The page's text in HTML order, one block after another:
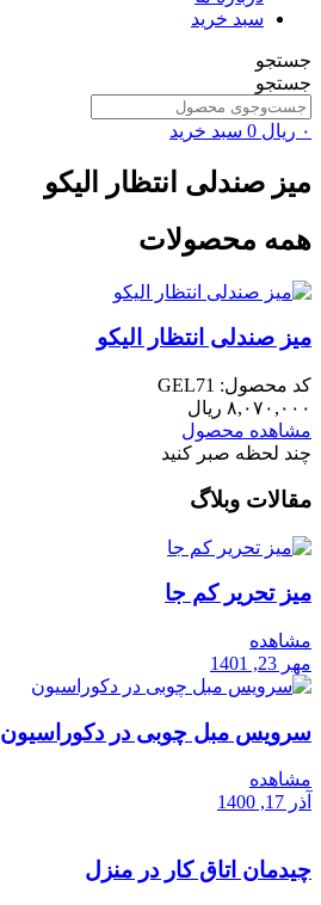
سبد خرید
جستجو
جستجو
۰ ریال 0 سبد خرید
میز صندلی انتظار الیکو
همه محصولات
میز صندلی انتظار الیکو
کد محصول: GEL71
۸,۰۷۰,۰۰۰ ریال
مشاهده محصول
چند لحظه صبر کنید
مقالات وبلاگ
میز تحریر کم جا
مشاهده
مهر 23, 1401
سرویس مبل چوبی در دکوراسیون
مشاهده
آذر 17, 1400
چیدمان اتاق کار در منزل